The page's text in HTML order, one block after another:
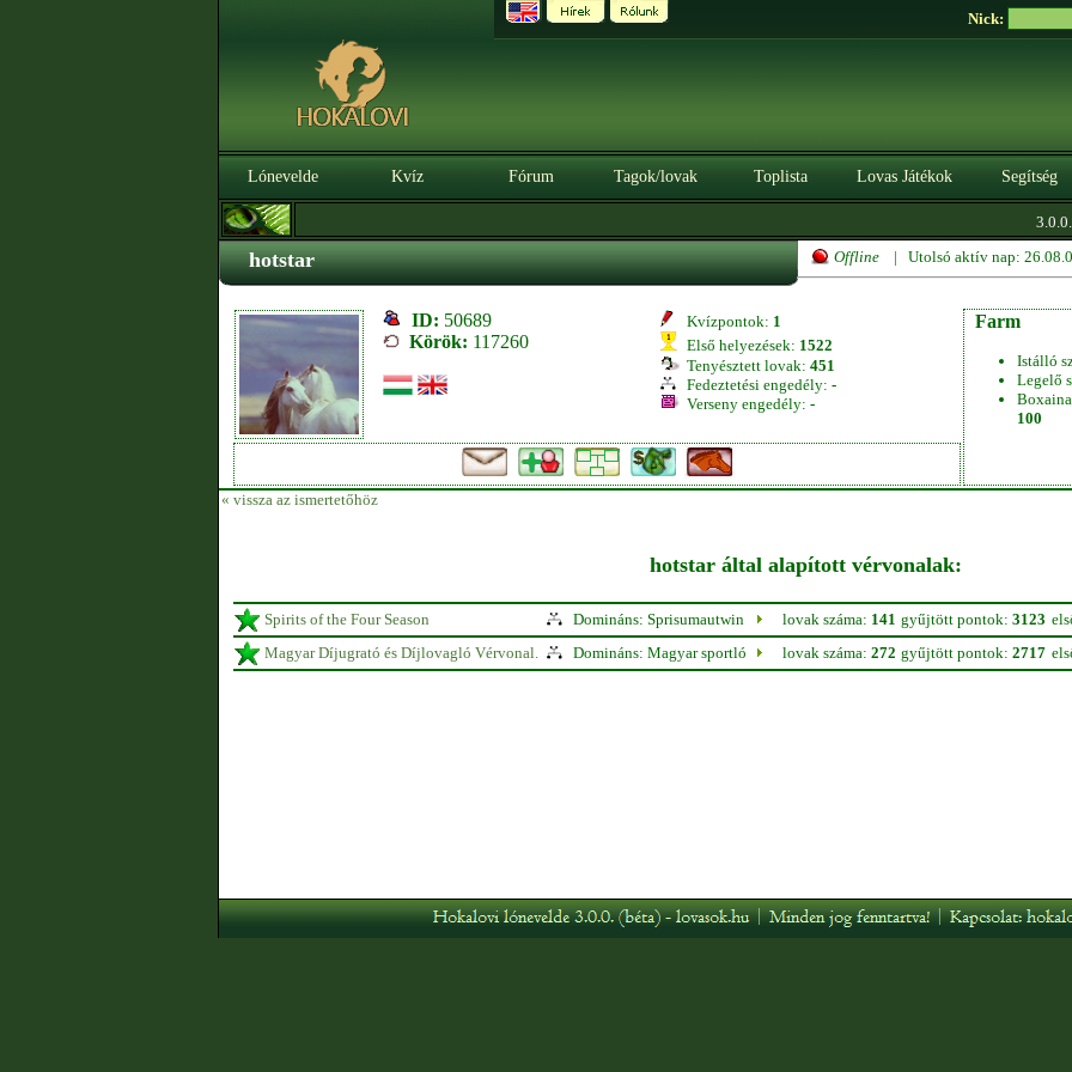
Nick:
Lónevelde Kvíz Fórum Tagok/lovak Toplista Lovas Játékok Segítség
3.0.0.
hotstar Offline | Utolsó aktív nap:
ID: 50689
Körök: 117260
Kvízpontok: 1
Első helyezések: 1522
Tenyésztett lovak: 451
Fedeztetési engedély: -
Verseny engedély: -
Farm
Istálló
Legelő
100
« vissza az ismertetőhöz
hotstar által alapított vérvonalak:
Spirits of the Four Season Domináns: Sprisumautwin lovak száma: 141 gyűjtött pontok: 3123
Magyar Díjugrató és Díjlovagló Vérvonal.
Domináns: Magyar sportló lovak száma: 272 gyűjtött pontok: 2717